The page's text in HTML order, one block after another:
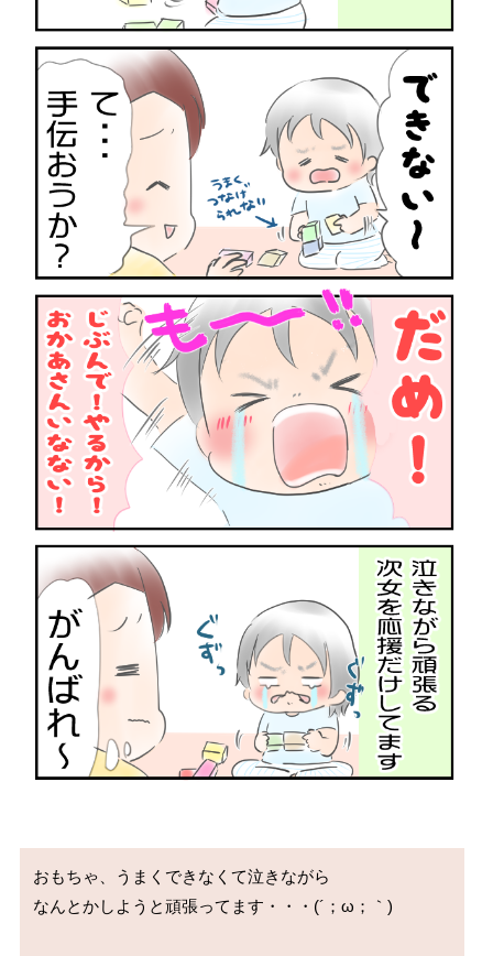
おもちゃ、うまくできなくて泣きながら
なんとかしようと頑張ってます・・・(´；ω；｀)